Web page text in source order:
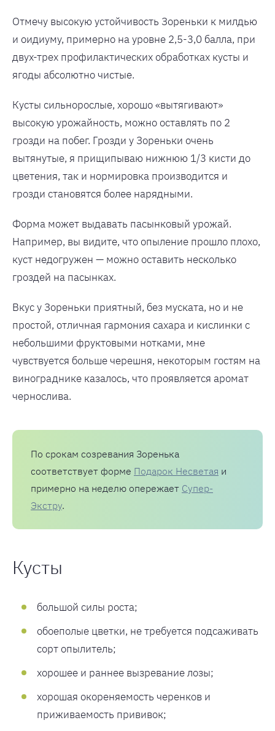
Отмечу высокую устойчивость Зореньки к милдью
и оидиуму, примерно на уровне 2,5-3,0 балла, при
двух-трех профилактических обработках кусты и
ягоды абсолютно чистые.
Кусты сильнорослые, хорошо «вытягивают»
высокую урожайность, можно оставлять по 2
грозди на побег. Грозди у Зореньки очень
вытянутые, я прищипываю нижнюю 1/3 кисти до
цветения, так и нормировка производится и
грозди становятся более нарядными.
Форма может выдавать пасынковый урожай.
Например, вы видите, что опыление прошло плохо,
куст недогружен — можно оставить несколько
гроздей на пасынках.
Вкус у Зореньки приятный, без муската, но и не
простой, отличная гармония сахара и кислинки с
небольшими фруктовыми нотками, мне
чувствуется больше черешня, некоторым гостям на
винограднике казалось, что проявляется аромат
чернослива.
По срокам созревания Зоренька
соответствует форме Подарок Несветая и
примерно на неделю опережает Супер-
Экстру.
Кусты
большой силы роста;
обоеполые цветки, не требуется подсаживать
сорт опылитель;
хорошее и раннее вызревание лозы;
хорошая окореняемость черенков и
приживаемость прививок;